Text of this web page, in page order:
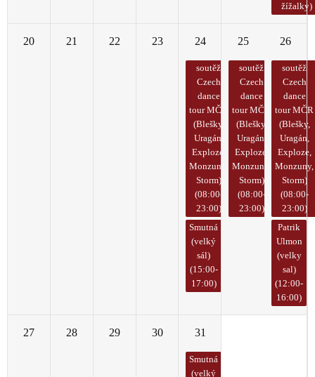
žížalky)
20 21 22 23 24
soutěž
Czech
dance
tour MČR
(Blešky,
Uragán,
Exploze,
Monzuny,
Storm)
(08:00-
23:00)
Smutná
(velký
sál)
(15:00-
17:00)
25
soutěž
Czech
dance
tour MČR
(Blešky,
Uragán,
Exploze,
Monzuny,
Storm)
(08:00-
23:00)
26
soutěž
Czech
dance
tour MČR
(Blešky,
Uragán,
Exploze,
Monzuny,
Storm)
(08:00-
23:00)
Patrik
Ulmon
(velky
sal)
(12:00-
16:00)
27 28 29 30 31
Smutná
(velký